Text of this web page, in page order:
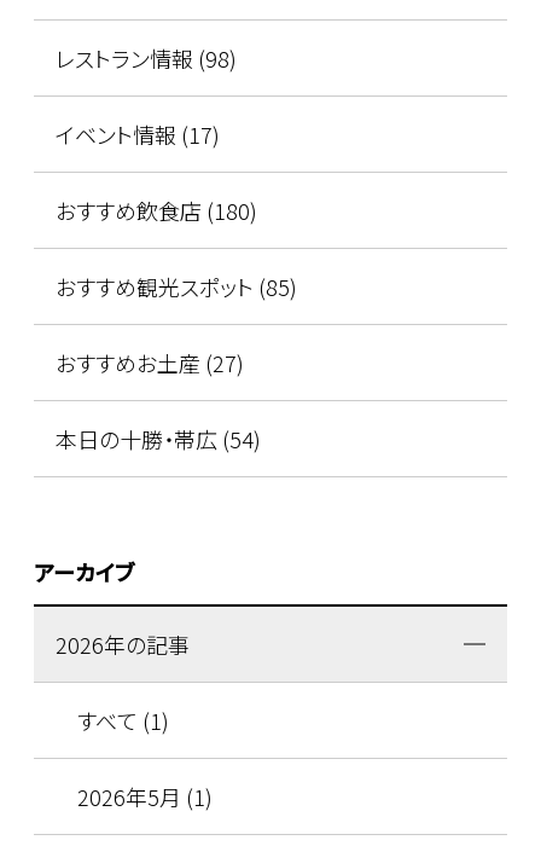
レストラン情報 (98)
イベント情報 (17)
おすすめ飲食店 (180)
おすすめ観光スポット (85)
おすすめお土産 (27)
本日の十勝・帯広 (54)
アーカイブ
2026年の記事
すべて (1)
2026年5月 (1)